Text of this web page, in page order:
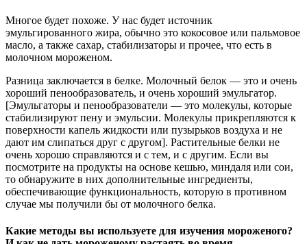
Многое будет похоже. У нас будет источник
эмульгированного жира, обычно это кокосовое или пальмовое
масло, а также сахар, стабилизаторы и прочее, что есть в
молочном мороженом.
Разница заключается в белке. Молочный белок — это и очень
хороший пенообразователь, и очень хороший эмульгатор.
[Эмульгаторы и пенообразователи — это молекулы, которые
стабилизируют пену и эмульсии. Молекулы прикрепляются к
поверхности капель жидкости или пузырьков воздуха и не
дают им слипаться друг с другом]. Растительные белки не
очень хорошо справляются и с тем, и с другим. Если вы
посмотрите на продукты на основе кешью, миндаля или сои,
то обнаружите в них дополнительные ингредиенты,
обеспечивающие функциональность, которую в противном
случае мы получили бы от молочного белка.
Какие методы вы используете для изучения мороженого?